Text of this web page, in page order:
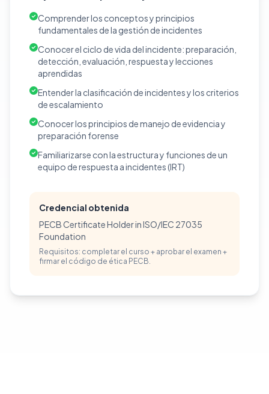
Comprender los conceptos y principios
fundamentales de la gestión de incidentes
Conocer el ciclo de vida del incidente: preparación,
detección, evaluación, respuesta y lecciones
aprendidas
Entender la clasificación de incidentes y los criterios
de escalamiento
Conocer los principios de manejo de evidencia y
preparación forense
Familiarizarse con la estructura y funciones de un
equipo de respuesta a incidentes (IRT)
Credencial obtenida
PECB Certificate Holder in ISO/IEC 27035
Foundation
Requisitos: completar el curso + aprobar el examen +
firmar el código de ética PECB.